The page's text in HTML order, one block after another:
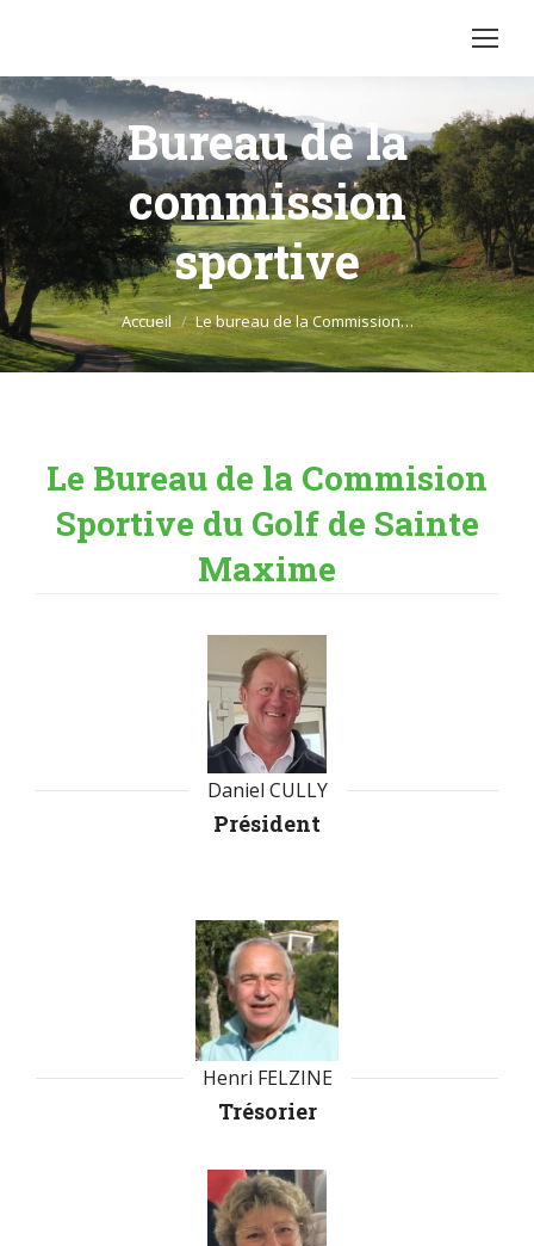
Bureau de la
commission
sportive
Vous êtes ici :
Accueil Le bureau de la Commission…
Le Bureau de la Commision
Sportive du Golf de Sainte
Maxime
Daniel CULLY
Président
Henri FELZINE
Trésorier